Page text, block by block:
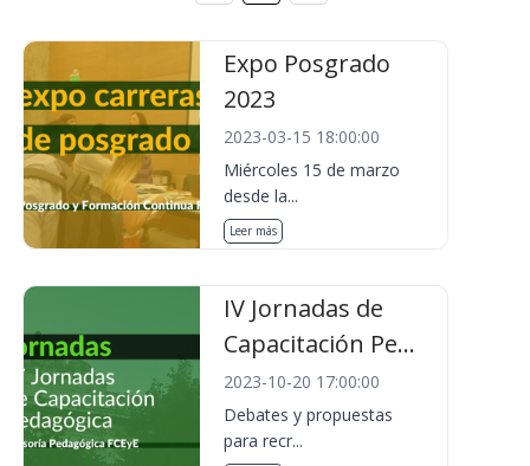
Expo Posgrado
2023
2023-03-15 18:00:00
Miércoles 15 de marzo
desde la...
Leer más
IV Jornadas de
Capacitación Pe...
2023-10-20 17:00:00
Debates y propuestas
para recr...